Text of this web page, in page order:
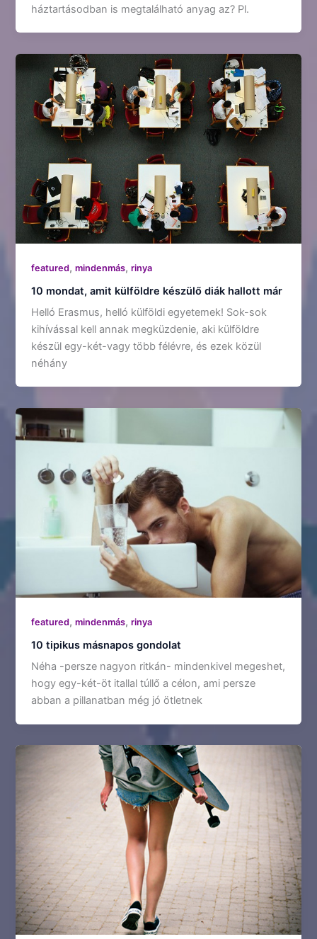
háztartásodban is megtalálható anyag az? Pl.
featured,mindenmás,rinya
10 mondat, amit külföldre készülő diák hallott már
Helló Erasmus, helló külföldi egyetemek! Sok-sok
kihívással kell annak megküzdenie, aki külföldre
készül egy-két-vagy több félévre, és ezek közül
néhány
featured,mindenmás,rinya
10 tipikus másnapos gondolat
Néha -persze nagyon ritkán- mindenkivel megeshet,
hogy egy-két-öt itallal túllő a célon, ami persze
abban a pillanatban még jó ötletnek